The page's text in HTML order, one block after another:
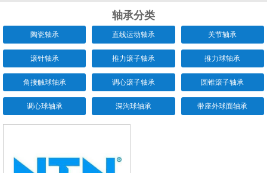
轴承分类
陶瓷轴承 直线运动轴承 关节轴承
滚针轴承 推力滚子轴承 推力球轴承
角接触球轴承 调心滚子轴承 圆锥滚子轴承
调心球轴承 深沟球轴承 带座外球面轴承